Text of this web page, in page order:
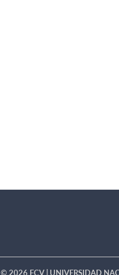
© 2026 FCV | UNIVERSIDAD